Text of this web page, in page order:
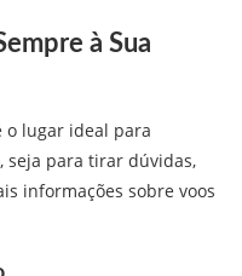
à Sua
o lugar ideal para
seja para tirar dúvidas,
informações sobre voos